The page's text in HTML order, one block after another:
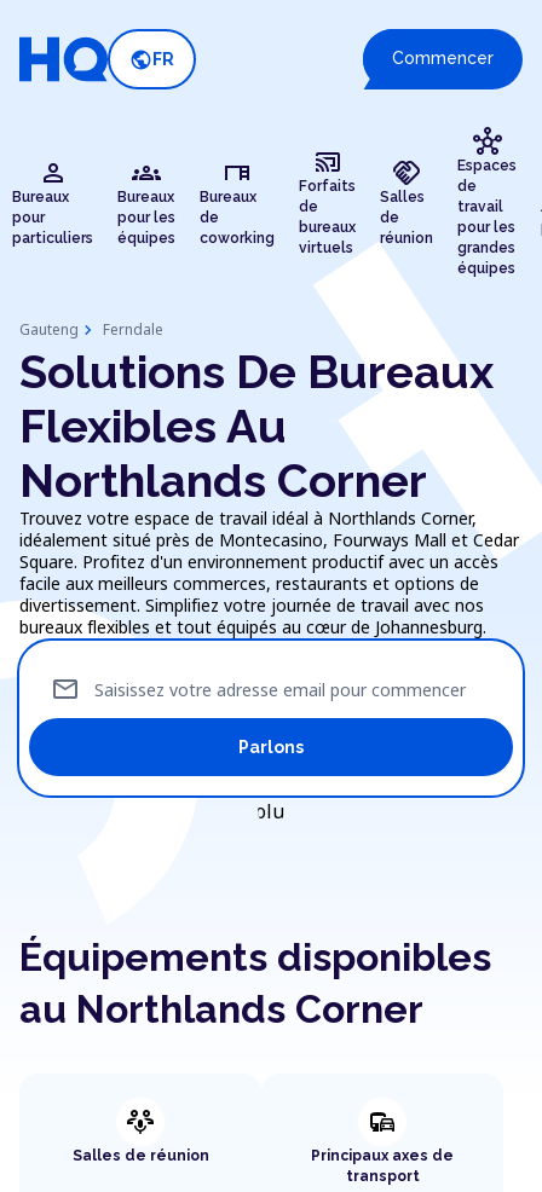
public FR Commencer
person
Bureaux
pour
particuliers
groups
Bureaux
pour les
équipes
desk
Bureaux
de
coworking
cast_connected
Forfaits
de
bureaux
virtuels
handshake
Salles
de
réunion
hub
Espaces
de
travail
pour les
grandes
équipes
Gauteng chevron_right Ferndale
Solutions De Bureaux
Flexibles Au
Northlands Corner
Trouvez votre espace de travail idéal à Northlands Corner,
idéalement situé près de Montecasino, Fourways Mall et Cedar
Square. Profitez d'un environnement productif avec un accès
facile aux meilleurs commerces, restaurants et options de
divertissement. Simplifiez votre journée de travail avec nos
bureaux flexibles et tout équipés au cœur de Johannesburg.
Saisissez votre adresse email pour commencer
mail
Parlons
Équipements disponibles
au Northlands Corner
adaptive_audio_mic
Salles de réunion
commute
Principaux axes de
transport